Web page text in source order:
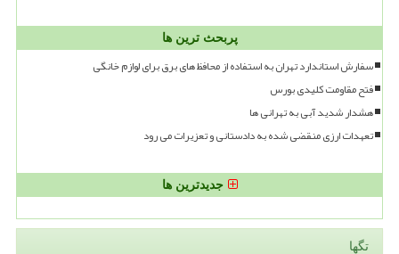
پربحث ترین ها
سفارش استاندارد تهران به استفاده از محافظ های برق برای لوازم خانگی
فتح مقاومت کلیدی بورس
هشدار شدید آبی به تهرانی ها
تعهدات ارزی منقضی شده به دادستانی و تعزیرات می رود
جدیدترین ها
تگها